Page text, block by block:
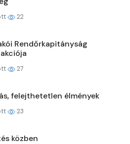
22
Rendőrkapitányság
27
felejthetetlen élmények
23
közben